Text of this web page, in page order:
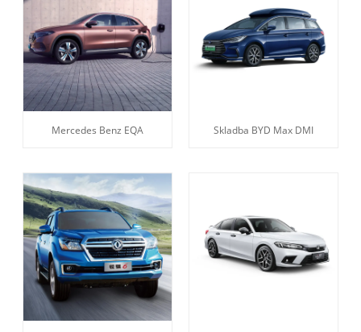
Mercedes Benz EQA Skladba BYD Max DMI